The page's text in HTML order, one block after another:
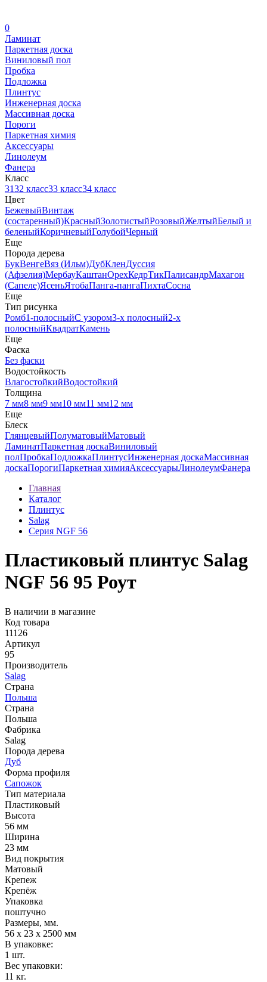
0
Ламинат
Паркетная доска
Виниловый пол
Пробка
Подложка
Плинтус
Инженерная доска
Массивная доска
Пороги
Паркетная химия
Аксессуары
Линолеум
Фанера
Класс
3132 класс33 класс34 класс
Цвет
БежевыйВинтаж
(состаренный)КрасныйЗолотистыйРозовыйЖелтыйБелый и
беленыйКоричневыйГолубойЧерный
Еще
Порода дерева
БукВенгеВяз (Ильм)ДубКленДуссия
(Афзелия)МербауКаштанОрехКедрТикПалисандрМахагон
(Сапеле)ЯсеньЯтобаПанга-пангаПихтаСосна
Еще
Тип рисунка
Ромб1-полосныйС узором3-х полосный2-х
полосныйКвадратКамень
Еще
Фаска
Без фаски
Водостойкость
ВлагостойкийВодостойкий
Толщина
7 мм8 мм9 мм10 мм11 мм12 мм
Еще
Блеск
ГлянцевыйПолуматовыйМатовый
ЛаминатПаркетная доскаВиниловый
полПробкаПодложкаПлинтусИнженерная доскаМассивная
доскаПорогиПаркетная химияАксессуарыЛинолеумФанера
Главная
Каталог
Плинтус
Salag
Серия NGF 56
Пластиковый плинтус Salag
NGF 56 95 Роут
В наличии в магазине
Код товара
11126
Артикул
95
Производитель
Salag
Страна
Польша
Страна
Польша
Фабрика
Salag
Порода дерева
Дуб
Форма профиля
Сапожок
Тип материала
Пластиковый
Высота
56 мм
Ширина
23 мм
Вид покрытия
Матовый
Крепеж
Крепёж
Упаковка
поштучно
Размеры, мм.
56 х 23 х 2500 мм
В упаковке:
1 шт.
Вес упаковки:
11 кг.